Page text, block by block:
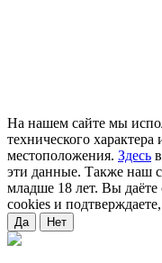
На нашем сайте мы
технического
местоположения. Здесь
эти данные. Также наш
младше 18 лет. Вы даёте
cookies и
Да Нет